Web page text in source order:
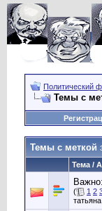
Политический
Темы с
Темы с меткой
Тема /
( 1 2
татьяна